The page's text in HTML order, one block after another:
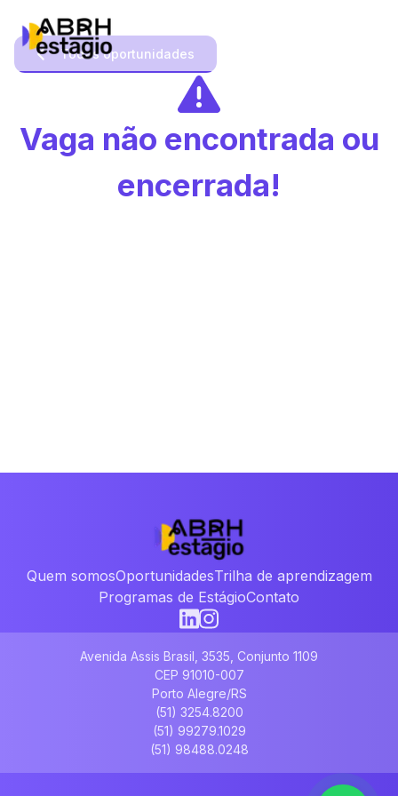
Todas oportunidades
Vaga não encontrada ou
encerrada!
Quem somosOportunidadesTrilha de aprendizagem
Programas de EstágioContato
Avenida Assis Brasil, 3535, Conjunto 1109
CEP 91010-007
Porto Alegre/RS
(51) 3254.8200
(51) 99279.1029
(51) 98488.0248